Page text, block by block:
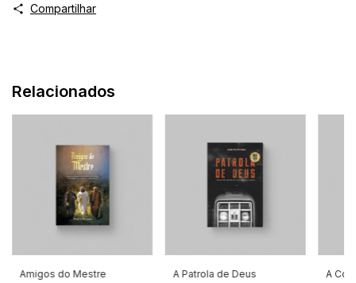
Compartilhar
Relacionados
Amigos do Mestre A Patrola de Deus A